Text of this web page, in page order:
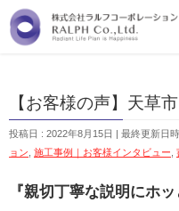
【お客様の声】天草
投稿日 : 2022年8月15日 最終更新日
ョン 施工事例｜お客様インタビュー
『親切丁寧な説明にホッ